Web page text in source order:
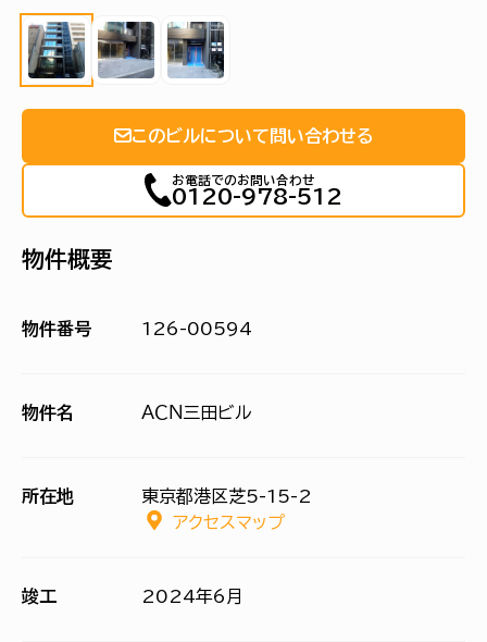
このビルについて問い合わせる
お電話でのお問い合わせ
0120-978-512
物件概要
物件番号 126-00594
物件名 ＡＣＮ三田ビル
所在地
東京都港区芝5-15-2
アクセスマップ
竣工 2024年6月